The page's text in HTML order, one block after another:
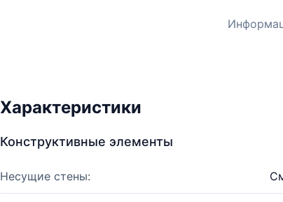
Характеристики
Конструктивные элементы
Несущие стены: